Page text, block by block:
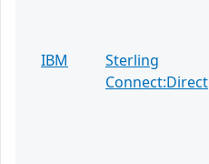
IBM
Sterling
Connect:Direct